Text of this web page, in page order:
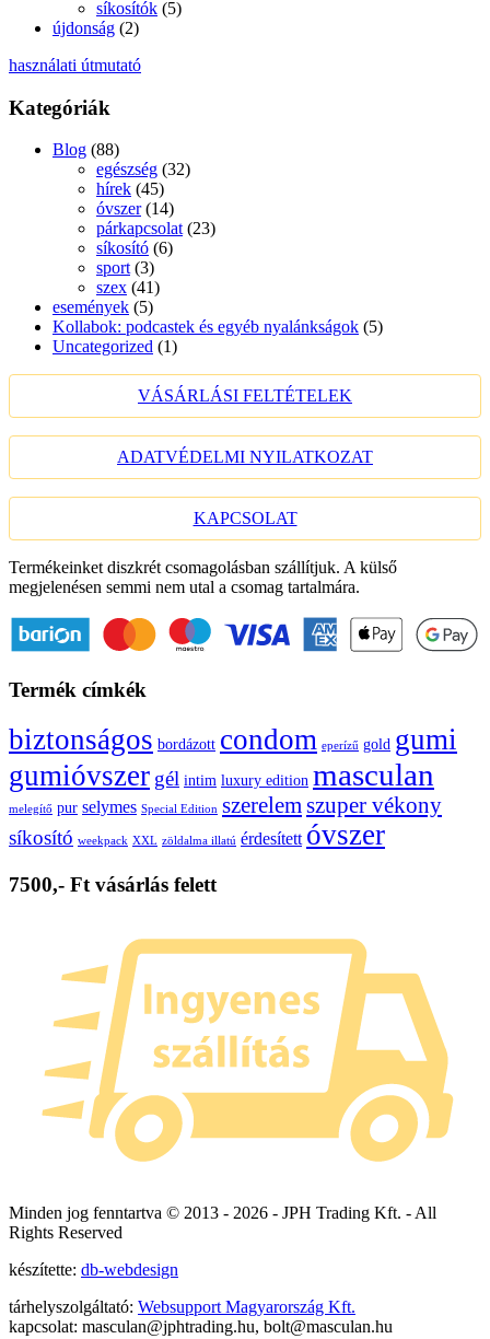
síkosítók (5)
újdonság (2)
használati útmutató
Kategóriák
Blog (88)
egészség (32)
hírek (45)
óvszer(14)
párkapcsolat (23)
síkosító (6)
sport (3)
szex (41)
események (5)
Kollabok: podcastek és egyéb nyalánkságok (5)
Uncategorized (1)
VÁSÁRLÁSI FELTÉTELEK
ADATVÉDELMI NYILATKOZAT
KAPCSOLAT
Termékeinket diszkrét csomagolásban szállítjuk. A külső
megjelenésen semmi nem utal a csomag tartalmára.
Termék címkék
biztonságos bordázott condom eperízű gold gumi
gumióvszer gél intim luxury edition masculan
melegítő pur selymes Special Edition szerelem szuper vékony
síkosító weekpack XXL zöldalma illatú érdesített óvszer
7500,- Ft vásárlás felett
Minden jog fenntartva © 2013 - 2026 - JPH Trading Kft. - All
Rights Reserved
készítette: db-webdesign
tárhelyszolgáltató: Websupport Magyarország Kft.
kapcsolat: masculan@jphtrading.hu, bolt@masculan.hu